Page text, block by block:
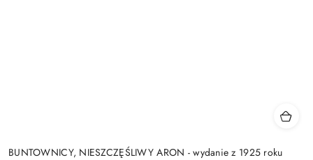
BUNTOWNICY, NIESZCZĘŚLIWY ARON - wydanie z 1925 roku